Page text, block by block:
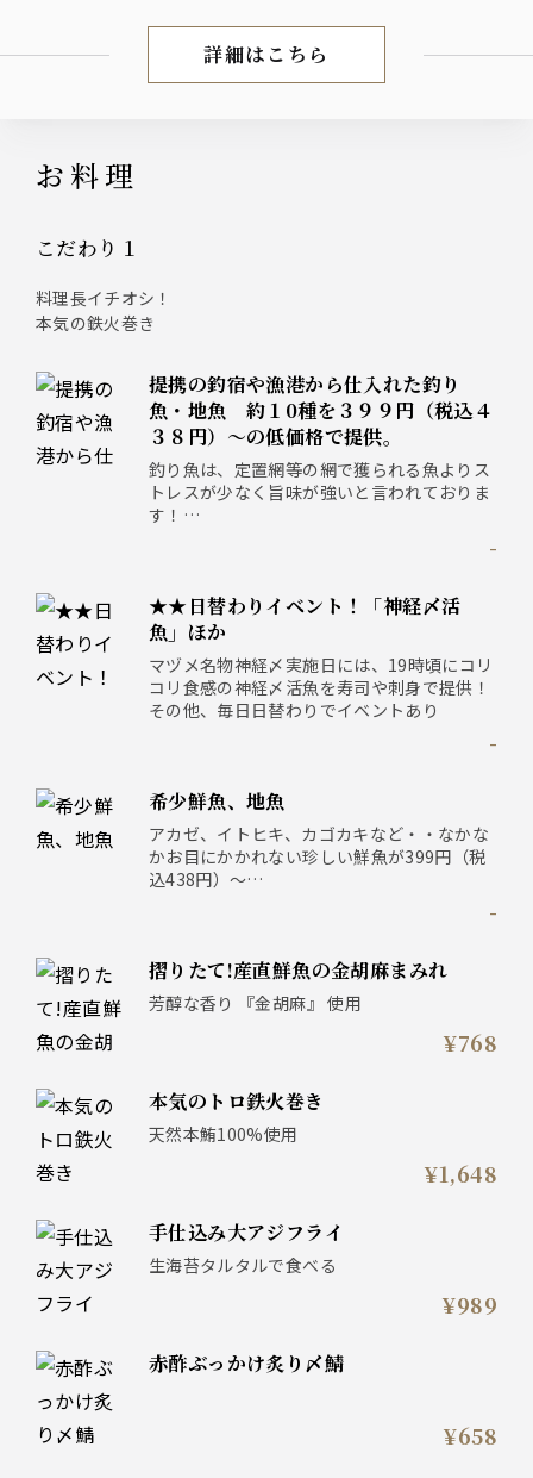
6月～8月夏宴会
詳細はこちら
お料理
こだわり１
料理長イチオシ！
本気の鉄火巻き
提携の釣宿や漁港から仕入れた釣り
魚・地魚 約１0種を３９９円（税込４
３８円）～の低価格で提供。
釣り魚は、定置網等の網で獲られる魚よりス
トレスが少なく旨味が強いと言われておりま
す！
-
★★日替わりイベント！「神経〆活
魚」ほか
マヅメ名物神経〆実施日には、19時頃にコリ
コリ食感の神経〆活魚を寿司や刺身で提供！
その他、毎日日替わりでイベントあり
-
希少鮮魚、地魚
アカゼ、イトヒキ、カゴカキなど・・なかな
かお目にかかれない珍しい鮮魚が399円（税
込438円）～
-
摺りたて!産直鮮魚の金胡麻まみれ
芳醇な香り 『金胡麻』 使用
¥768
本気のトロ鉄火巻き
天然本鮪100%使用
¥1,648
手仕込み大アジフライ
生海苔タルタルで食べる
¥989
赤酢ぶっかけ炙り〆鯖
¥658